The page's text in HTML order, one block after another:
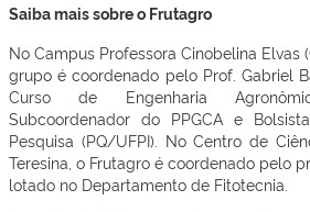
Saiba mais sobre o Frutagro
No Campus Professora Cinobelina Elvas
grupo é coordenado pelo Prof. Gabriel
Curso de Engenharia
Subcoordenador do PPGCA e
Pesquisa (PQ/UFPI). No Centro de
Teresina, o Frutagro é coordenado pelo
lotado no Departamento de Fitotecnia.